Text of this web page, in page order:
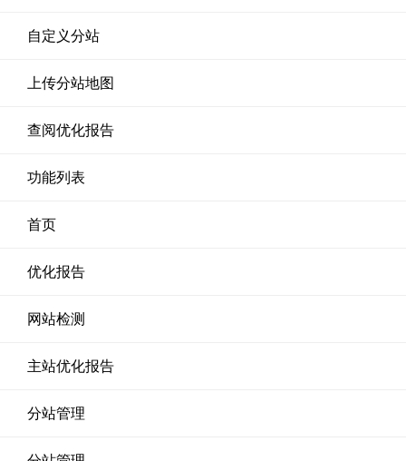
自定义分站
上传分站地图
查阅优化报告
功能列表
首页
优化报告
网站检测
主站优化报告
分站管理